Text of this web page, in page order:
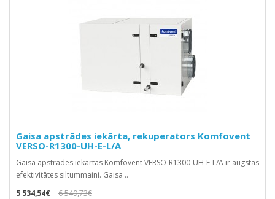
Gaisa apstrādes iekārta, rekuperators Komfovent
VERSO-R1300-UH-E-L/A
Gaisa apstrādes iekārtas Komfovent VERSO-R1300-UH-E-L/A ir augstas
efektivitātes siltummaini. Gaisa ..
5 534,54€
6 549,73€